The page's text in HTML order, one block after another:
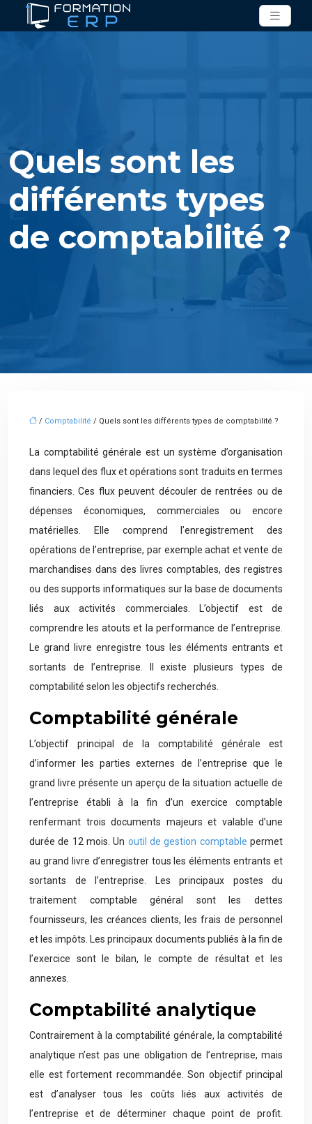
Quels sont les
différents types
de comptabilité ?
/ Comptabilité / Quels sont les différents types de comptabilité ?
La comptabilité générale est un système d’organisation
dans lequel des flux et opérations sont traduits en termes
financiers. Ces flux peuvent découler de rentrées ou de
dépenses économiques, commerciales ou encore
matérielles. Elle comprend l’enregistrement des
opérations de l’entreprise, par exemple achat et vente de
marchandises dans des livres comptables, des registres
ou des supports informatiques sur la base de documents
liés aux activités commerciales. L’objectif est de
comprendre les atouts et la performance de l’entreprise.
Le grand livre enregistre tous les éléments entrants et
sortants de l’entreprise. Il existe plusieurs types de
comptabilité selon les objectifs recherchés.
Comptabilité générale
L’objectif principal de la comptabilité générale est
d’informer les parties externes de l’entreprise que le
grand livre présente un aperçu de la situation actuelle de
l’entreprise établi à la fin d’un exercice comptable
renfermant trois documents majeurs et valable d’une
durée de 12 mois. Un outil de gestion comptable permet
au grand livre d’enregistrer tous les éléments entrants et
sortants de l’entreprise. Les principaux postes du
traitement comptable général sont les dettes
fournisseurs, les créances clients, les frais de personnel
et les impôts. Les principaux documents publiés à la fin de
l’exercice sont le bilan, le compte de résultat et les
annexes.
Comptabilité analytique
Contrairement à la comptabilité générale, la comptabilité
analytique n’est pas une obligation de l’entreprise, mais
elle est fortement recommandée. Son objectif principal
est d’analyser tous les coûts liés aux activités de
l’entreprise et de déterminer chaque point de profit.